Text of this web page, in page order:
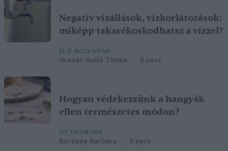
Negatív vízállások, vízkorlátozások:
miképp takarékoskodhatsz a vízzel?
ÉLŐ BOLYGÓNK
Granát-Galló Tímea 5 perc
Hogyan védekezzünk a hangyák
ellen természetes módon?
OTTHONUNK
Börzsey Barbara 5 perc